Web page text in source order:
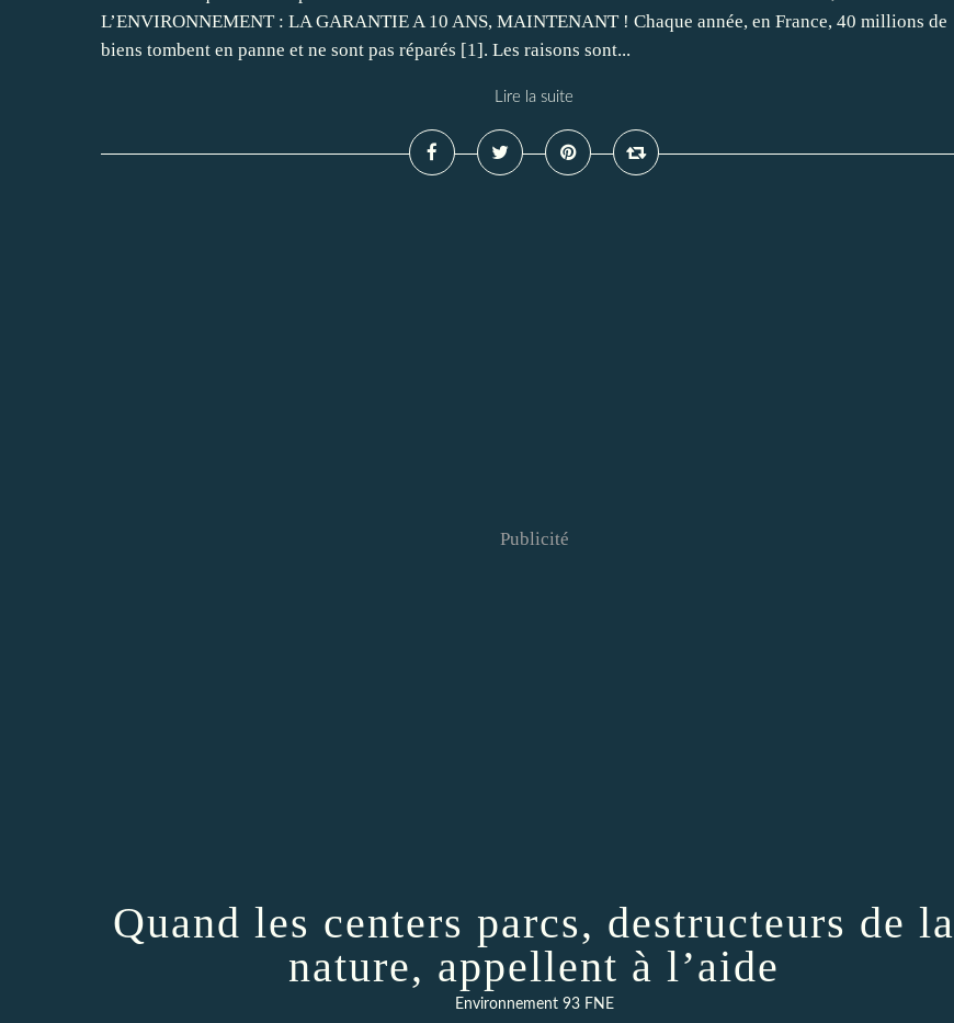
L’ENVIRONNEMENT : LA GARANTIE A 10 ANS, MAINTENANT ! Chaque année, en France, 40 millions de
biens tombent en panne et ne sont pas réparés [1]. Les raisons sont...
Lire la suite
Publicité
Quand les centers parcs, destructeurs de la
nature, appellent à l’aide
Environnement 93 FNE